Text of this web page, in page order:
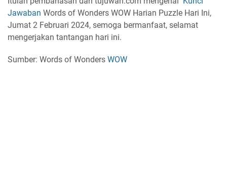
Jawaban Words of Wonders WOW Harian Puzzle Hari Ini,
Jumat 2 Februari 2024, semoga bermanfaat, selamat
mengerjakan tantangan hari ini.
Sumber: Words of Wonders WOW